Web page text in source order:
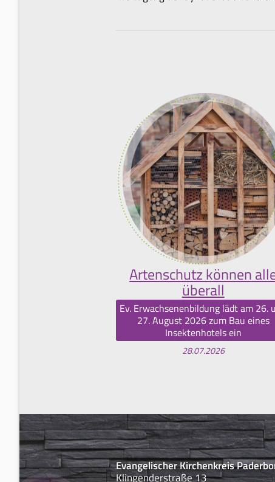
Artenschutz können
überall
Ev. Erwachsenenbildung lädt am 26.
27. August 2026 zum Bau eines
Insektenhotels ein
28.07.2026
Evangelischer Kirchenkreis
Klingenderstraße 13